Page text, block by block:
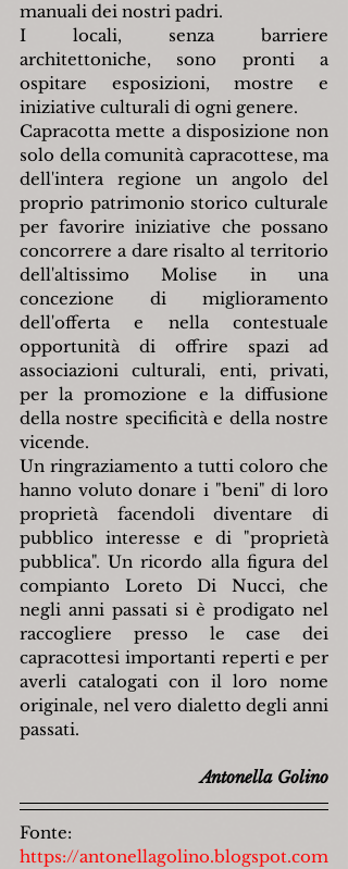
manuali dei nostri padri.
I locali, senza barriere
architettoniche, sono pronti a
ospitare esposizioni, mostre e
iniziative culturali di ogni genere.
Capracotta mette a disposizione non
solo della comunità capracottese, ma
dell'intera regione un angolo del
proprio patrimonio storico culturale
per favorire iniziative che possano
concorrere a dare risalto al territorio
dell'altissimo Molise in una
concezione di miglioramento
dell'offerta e nella contestuale
opportunità di offrire spazi ad
associazioni culturali, enti, privati,
per la promozione e la diffusione
della nostre specificità e della nostre
vicende.
Un ringraziamento a tutti coloro che
hanno voluto donare i "beni" di loro
proprietà facendoli diventare di
pubblico interesse e di "proprietà
pubblica". Un ricordo alla figura del
compianto Loreto Di Nucci, che
negli anni passati si è prodigato nel
raccogliere presso le case dei
capracottesi importanti reperti e per
averli catalogati con il loro nome
originale, nel vero dialetto degli anni
passati.
Antonella Golino
https://antonellagolino.blogspot.com